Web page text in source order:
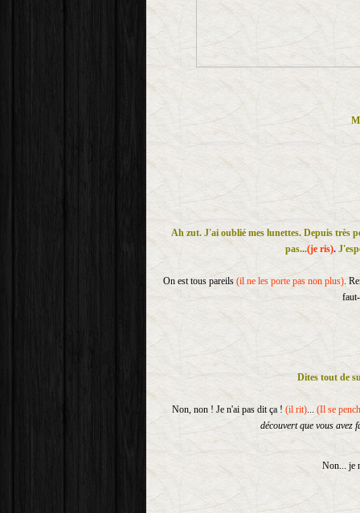
Ah zut. J'ai oublié mes lunettes. Depuis très
pas...(je ris).
On est tous pareils (il ne les porte pas non plus).
Dites tout de
Non, non ! Je n'ai pas dit ça ! (il rit)... (Il se
découvert que vous avez
Non... je